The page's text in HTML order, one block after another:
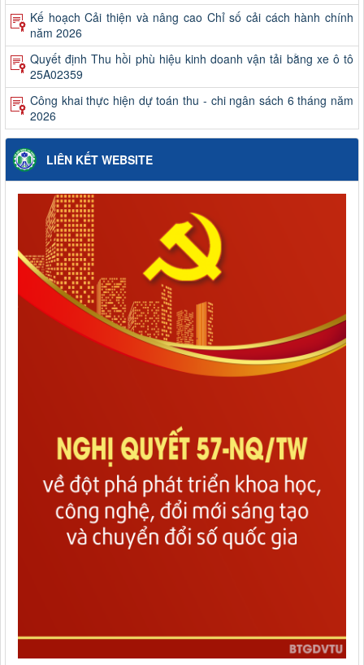
Kế hoạch Cải thiện và nâng cao Chỉ số cải cách hành chính
năm 2026
Quyết định Thu hồi phù hiệu kinh doanh vận tải bằng xe ô tô
25A02359
Công khai thực hiện dự toán thu - chi ngân sách 6 tháng năm
2026
Quyết định kết quả kỳ xét thăng hạng và danh sách viên chức
trúng tuyển kỳ xét thăng hạng chức danh nghề nghiệp viên
chức của Ban QLDA và...
Công khai quyết toán ngân sách năm 2025 (Không bao gồm
chi sự nghiệp giao thông)
Thông báo kết quả xét thăng hạng và danh sách viên chức
trúng tuyển kỳ xét thăng hạng chức danh nghề nghiệp viên
chức của Trung tâm Giám...
Thông báo về việc đơn vị kinh doanh vận tải ngừng khai thác
tuyến vận tải hành khách cố định liên tỉnh
Kế hoạch và Thông báo tuyển dụng viên chức năm 2026
Trung tâm Đăng kiểm và Quản lý bến xe
Thông báo Về việc đơn vị kinh doanh vận tải ngừng khai thác
Thông báo cấp giấy phép kinh doanh vận tải, phù hiệu vận tải
tháng 03 năm 2026
Quyết định công khai bổ sung dự toán năm 2026
LIÊN KẾT WEBSITE